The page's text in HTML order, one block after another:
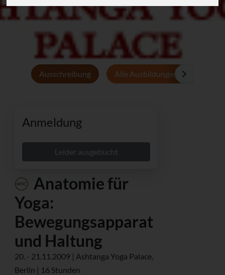
Ausschreibung Alle Ausbildungen
Anmeldung
Leider ausgebucht
Anatomie für
Yoga:
Bewegungsapparat
und Haltung
20. - 21.11.2009 | Ashtanga Yoga Palace,
Berlin | 16 Stunden